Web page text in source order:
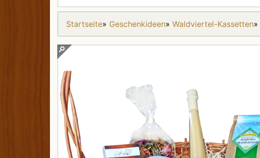
Startseite» Geschenkideen» Waldviertel-Kassetten»